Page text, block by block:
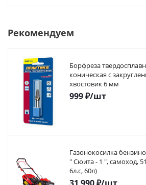
Рекомендуем
Борфреза
коническая с
хвостовик 6 мм
999₽/шт
Газонокосилка
" Сюита - 1 ", самоход,
6л.с, 60л)